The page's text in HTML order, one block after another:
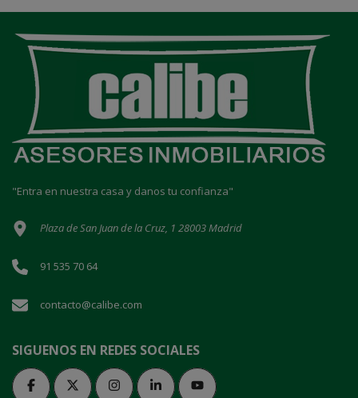
"Entra en nuestra casa y danos tu confianza"
Plaza de San Juan de la Cruz, 1 28003 Madrid
91 535 70 64
contacto@calibe.com
SIGUENOS EN REDES SOCIALES